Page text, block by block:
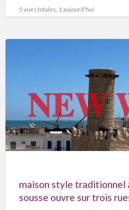
5 vues totales, 1 aujourd'hui
maison style traditionnel
sousse ouvre sur trois